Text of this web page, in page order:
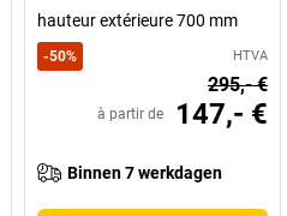
hauteur extérieure 700 mm
-50% HTVA
295,- €
à partir de 147,- €
Binnen 7 werkdagen